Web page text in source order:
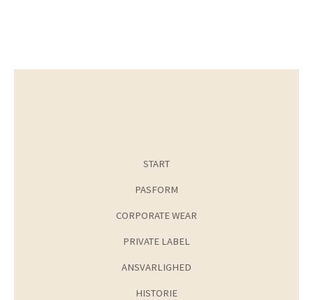
START
PASFORM
CORPORATE WEAR
PRIVATE LABEL
ANSVARLIGHED
HISTORIE